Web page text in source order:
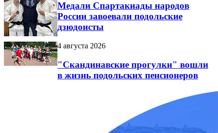
Медали Спартакиады народов
России завоевали подольские
дзюдоисты
4 августа 2026
"Скандинавские прогулки" вошли
в жизнь подольских пенсионеров